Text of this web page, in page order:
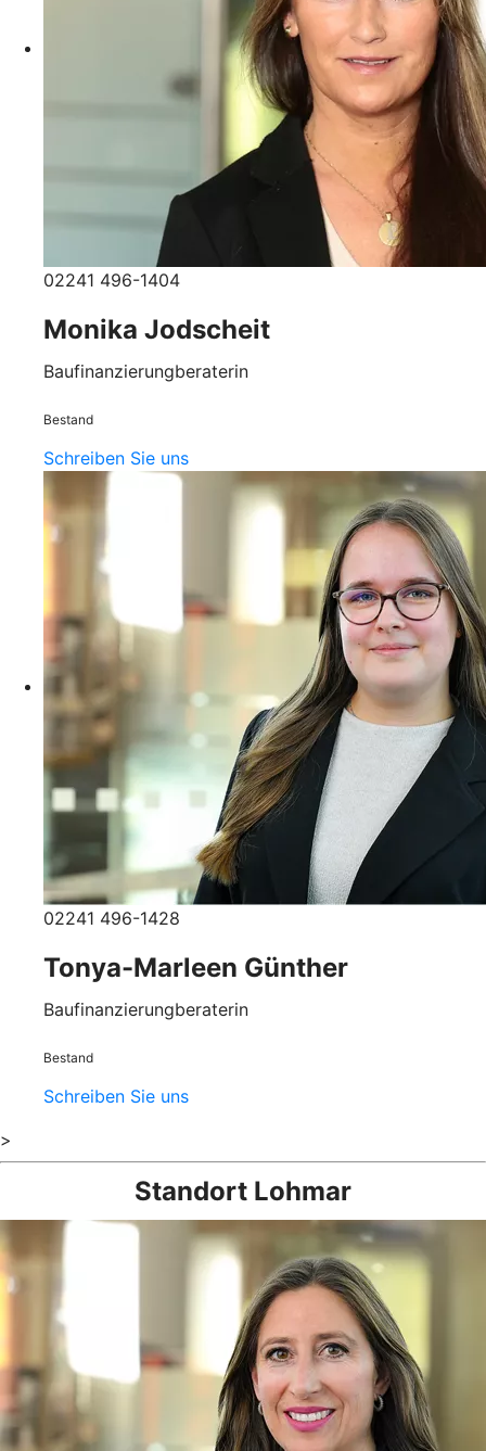
02241 496-1404
Monika Jodscheit
Baufinanzierungberaterin
Bestand
Schreiben Sie uns
02241 496-1428
Tonya-Marleen Günther
Baufinanzierungberaterin
Bestand
Schreiben Sie uns
>
Standort Lohmar